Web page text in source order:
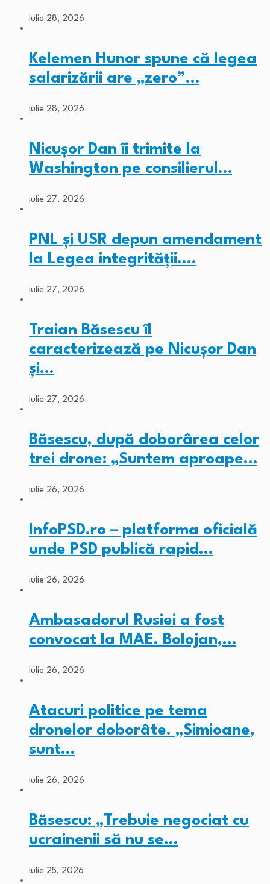
iulie 28, 2026
Kelemen Hunor spune că legea
salarizării are „zero”…
iulie 28, 2026
Nicușor Dan îi trimite la
Washington pe consilierul…
iulie 27, 2026
PNL și USR depun amendament
la Legea integrității.…
iulie 27, 2026
Traian Băsescu îl
caracterizează pe Nicușor Dan
și…
iulie 27, 2026
Băsescu, după doborârea celor
trei drone: „Suntem aproape…
iulie 26, 2026
InfoPSD.ro – platforma oficială
unde PSD publică rapid…
iulie 26, 2026
Ambasadorul Rusiei a fost
convocat la MAE. Bolojan,…
iulie 26, 2026
Atacuri politice pe tema
dronelor doborâte. „Simioane,
sunt…
iulie 26, 2026
Băsescu: „Trebuie negociat cu
ucrainenii să nu se…
iulie 25, 2026